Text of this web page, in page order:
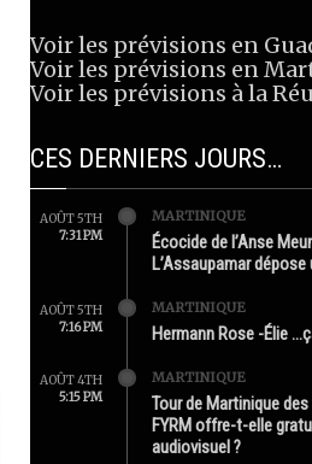
Voir les prévisions en
Voir les prévisions en
Voir les prévisions à la
CES DERNIERS JOURS…
AOÛT 5TH
7:31 PM
MARTINIQUE
Écocide de l’Anse
L’Assaupamar
AOÛT 5TH
7:16 PM
MARTINIQUE
Hermann Rose -Élie
AOÛT 4TH
5:15 PM
MARTINIQUE
Tour de Martinique
FYRM offre-t-elle
audiovisuel ?